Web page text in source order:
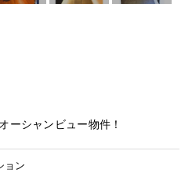
ーシャンビュー物件！
ョン